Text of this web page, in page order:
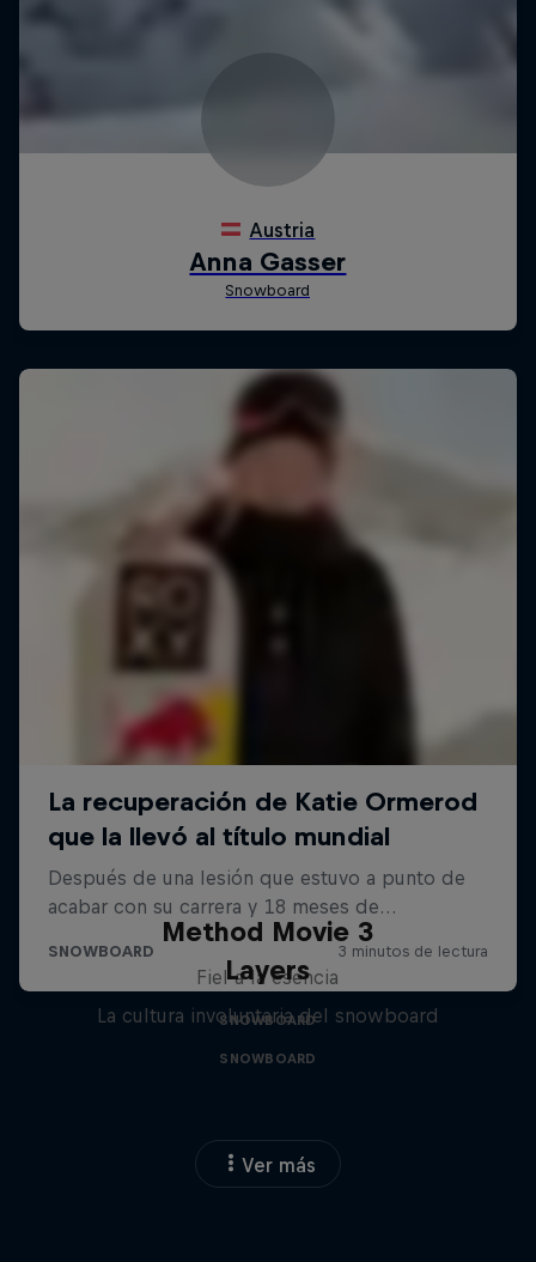
Method Movie 3
Fiel a la esencia
SNOWBOARD
Layers
La cultura involuntaria del snowboard
SNOWBOARD
Ver más